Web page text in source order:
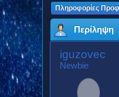
Πληροφορίες
Περίληψη
iguzovec
Newbie